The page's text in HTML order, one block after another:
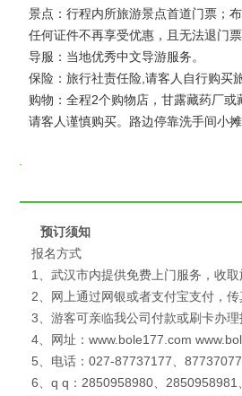
景点：行程内所旅游景点首道门票；
任何证件不再享受优惠，且无法退门
导服：当地优秀中文导游服务。
保险：旅行社责任险,请客人自行购买
购物：全程2个购物店，甘露藏药厂
请客人谨慎购买。路边停靠洗手间小
预订须知
报名方式
1、武汉市内提供免费上门服务，收
2、网上通过网银或者支付宝支付，
3、游客可亲临我公司付款或刷卡办
4、网址：www.bole177.com
5、电话：027-87737177、
6、q q：2850958980、